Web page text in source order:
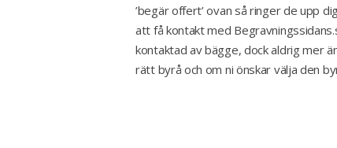
’begär offert’ ovan så ringer de upp
att få kontakt med
kontaktad av bägge, dock aldrig mer
rätt byrå och om ni önskar välja den